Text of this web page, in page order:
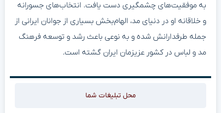
به موفقیت‌های چشمگیری دست یافت. انتخاب‌های جسورانه
و خلاقانه او در دنیای مد، الهام‌بخش بسیاری از جوانان ایرانی از
جمله طرفدارانش شده و به نوعی باعث رشد و توسعه فرهنگ
مد و لباس در کشور عزیزمان ایران گشته است.
محل تبلیغات شما